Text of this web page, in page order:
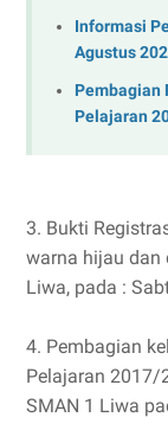
Informasi
Agustus
Pembagian
Pelajaran
3. Bukti
warna hijau dan
Liwa, pada :
4. Pembagian
Pelajaran 2017/
SMAN 1 Liwa